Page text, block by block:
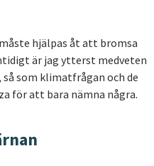
hjälpas åt att bromsa
är jag ytterst medveten
som klimatfrågan och de
för att bara nämna några.